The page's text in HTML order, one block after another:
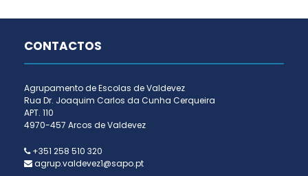
CONTACTOS
Agrupamento de Escolas de Valdevez
Rua Dr. Joaquim Carlos da Cunha Cerqueira
APT. 110
4970-457 Arcos de Valdevez
+351 258 510 320
agrup.valdevez1@sapo.pt